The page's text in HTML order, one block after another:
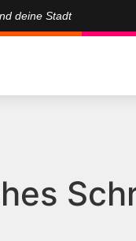
deine Stadt